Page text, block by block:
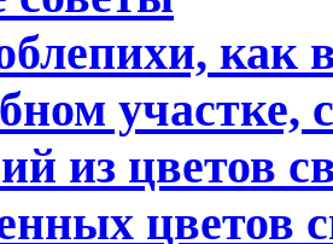
как
участке,
из цветов
цветов